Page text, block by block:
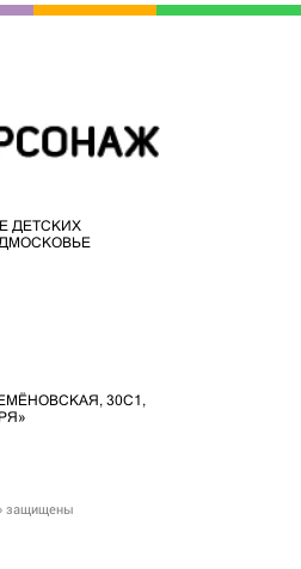
ДЕТСКИХ
30С1,
защищены